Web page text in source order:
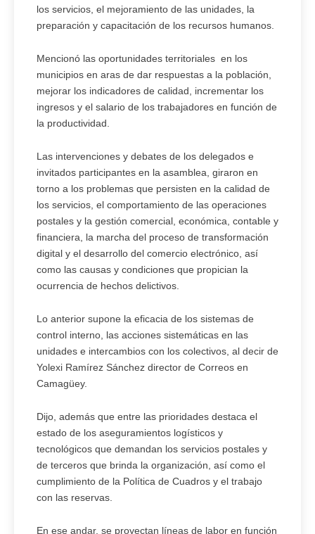
los servicios, el mejoramiento de las unidades, la
preparación y capacitación de los recursos humanos.
Mencionó las oportunidades territoriales en los
municipios en aras de dar respuestas a la población,
mejorar los indicadores de calidad, incrementar los
ingresos y el salario de los trabajadores en función de
la productividad.
Las intervenciones y debates de los delegados e
invitados participantes en la asamblea, giraron en
torno a los problemas que persisten en la calidad de
los servicios, el comportamiento de las operaciones
postales y la gestión comercial, económica, contable y
financiera, la marcha del proceso de transformación
digital y el desarrollo del comercio electrónico, así
como las causas y condiciones que propician la
ocurrencia de hechos delictivos.
Lo anterior supone la eficacia de los sistemas de
control interno, las acciones sistemáticas en las
unidades e intercambios con los colectivos, al decir de
Yolexi Ramírez Sánchez director de Correos en
Camagüey.
Dijo, además que entre las prioridades destaca el
estado de los aseguramientos logísticos y
tecnológicos que demandan los servicios postales y
de terceros que brinda la organización, así como el
cumplimiento de la Política de Cuadros y el trabajo
con las reservas.
En ese andar, se proyectan líneas de labor en función